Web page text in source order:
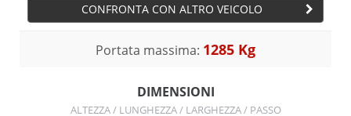
CONFRONTA CON ALTRO VEICOLO
Portata massima: 1285 Kg
DIMENSIONI
ALTEZZA / LUNGHEZZA / LARGHEZZA / PASSO